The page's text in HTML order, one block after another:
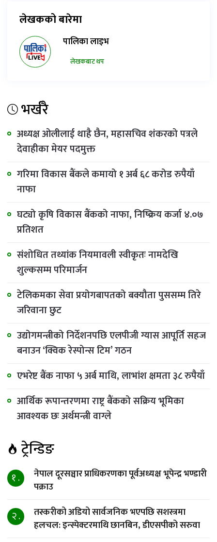
लेखकको बारेमा
पालिका लाइभ
लेखकबाट थप
भर्खरै
अध्यक्ष ओलीलाई थाहै छैन, महासचिव शंकरको पत्रले
देवाहीका मेयर पदमुक्त
गरिमा विकास बैंकले कमायो १ अर्ब ६८ करोड रुपैयाँ
नाफा
घट्यो कृषि विकास बैंकको नाफा, निष्क्रिय कर्जा ४.०७
प्रतिशत
संशोधित तथ्यांक नियमावली स्वीकृतः नामदेखि
शुल्कसम्म परिमार्जन
टेलिकमका सेवा प्रयोगबापतको बक्यौता पुससम्म तिरे
जरिवाना छुट
उद्योगमन्त्रीको निर्देशनपछि एलपीजी ग्यास आपूर्ति सहज
बनाउन ‘क्विक रेस्पोन्स टिम’ गठन
एभरेष्ट बैंक नाफा ५ अर्ब माथि, लाभांश क्षमता ३८ रुपैयाँ
आर्थिक रूपान्तरणमा राष्ट्र बैंकको सक्रिय भूमिका
आवश्यक छः अर्थमन्त्री वाग्ले
ट्रेन्डिङ
१ .
नेपाल दूरसञ्चार प्राधिकरणका पूर्वअध्यक्ष भूपेन्द्र भण्डारी
पक्राउ
२ .
तस्करीको अडियो सार्वजनिक भएपछि सशस्त्रमा
हलचल: इन्स्पेक्टरमाथि छानबिन, डीएसपीको सरुवा